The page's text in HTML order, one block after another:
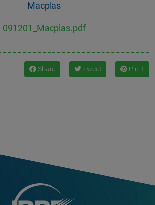
Macplas
091201_Macplas.pdf
Share Tweet Pin it